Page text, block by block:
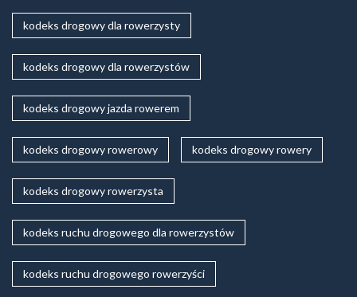
kodeks drogowy dla rowerzysty
kodeks drogowy dla rowerzystów
kodeks drogowy jazda rowerem
kodeks drogowy rowerowy kodeks drogowy rowery
kodeks drogowy rowerzysta
kodeks ruchu drogowego dla rowerzystów
kodeks ruchu drogowego rowerzyści